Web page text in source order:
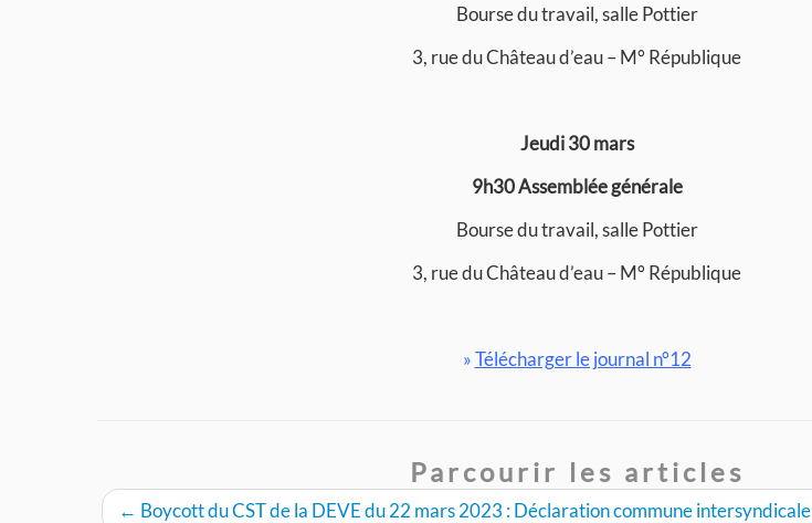
Bourse du travail, salle Pottier
3, rue du Château d’eau – M° République
Jeudi 30 mars
9h30 Assemblée générale
Bourse du travail, salle Pottier
3, rue du Château d’eau – M° République
»Télécharger le journal n°12
Parcourir les articles
← Boycott du CST de la DEVE du 22 mars 2023 : Déclaration commune intersyndicale